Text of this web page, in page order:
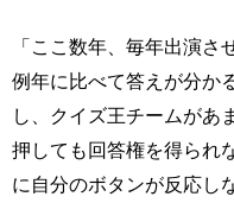
「ここ数年、毎年出演
例年に比べて答えが分か
し、クイズ王チームがあ
押しても回答権を得られ
に自分のボタンが反応し